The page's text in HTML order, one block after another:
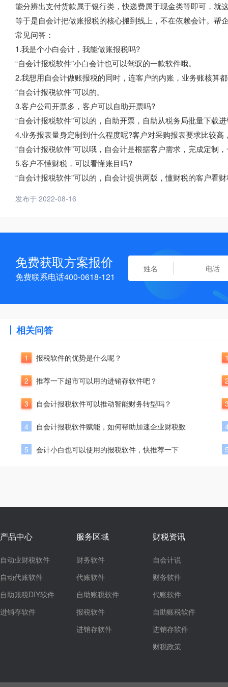
能分辨出支付货款属于银行类，快递费属于现金类等即可，就
等于是自会计把做账报税的核心搬到线上，不在依赖会计。帮
常见问答：
1.我是个小白会计，我能做账报税吗?
“自会计报税软件”小白会计也可以驾驭的一款软件哦。
2.我想用自会计做账报税的同时，连客户的内账，业务账核算
“自会计报税软件”可以的。
3.客户公司开票多，客户可以自助开票吗?
“自会计报税软件”可以的，自助开票，自助从税务局批量下载
4.业务报表量身定制到什么程度呢?客户对采购报表要求比较高
“自会计报税软件”可以哦，自会计是根据客户需求，完成定制
5.客户不懂财税，可以看懂账目吗?
“自会计报税软件”可以的，自会计提供两版，懂财税的客户看
发布于 2022-08-16
免费获取方案报价
免费联系电话400-0618-121
相关问答
1 报税软件的优势是什么呢？
2 推荐一下超市可以用的进销存软件吧？
3 自会计报税软件可以推动智能财务转型吗？
4 自会计报税软件赋能，如何帮助加速企业财税数
5 会计小白也可以使用的报税软件，快推荐一下
产品中心
自动业财税软件
自动代账软件
自助账税DIY软件
进销存软件
服务区域
财务软件
代账软件
自助账税软件
报税软件
进销存软件
财税资讯
自会计说
财务软件
代账软件
自助账税软件
进销存软件
财税政策